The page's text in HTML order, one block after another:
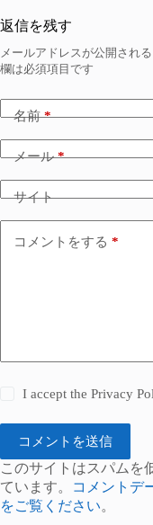
返信を残す
メールアドレスが公開され
欄は必須項目です
名前*
メール*
サイト
コメントをする *
I accept thePrivacy
コメントを送信
このサイトはスパムを
ています。
コメントデ
をご覧ください。